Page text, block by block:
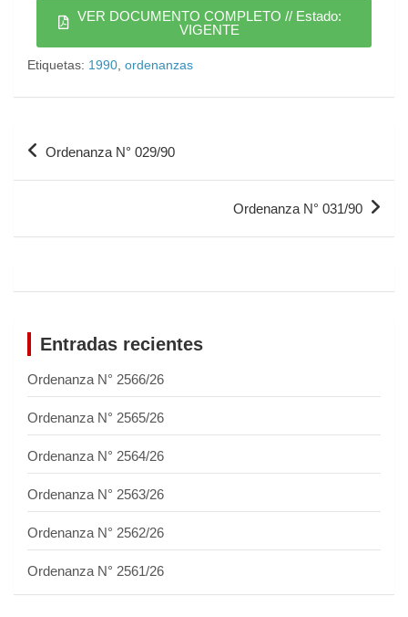
VER DOCUMENTO COMPLETO // Estado:
VIGENTE
Etiquetas: 1990 ordenanzas
Ordenanza N° 029/90
Ordenanza N° 031/90
Entradas recientes
Ordenanza N° 2566/26
Ordenanza N° 2565/26
Ordenanza N° 2564/26
Ordenanza N° 2563/26
Ordenanza N° 2562/26
Ordenanza N° 2561/26